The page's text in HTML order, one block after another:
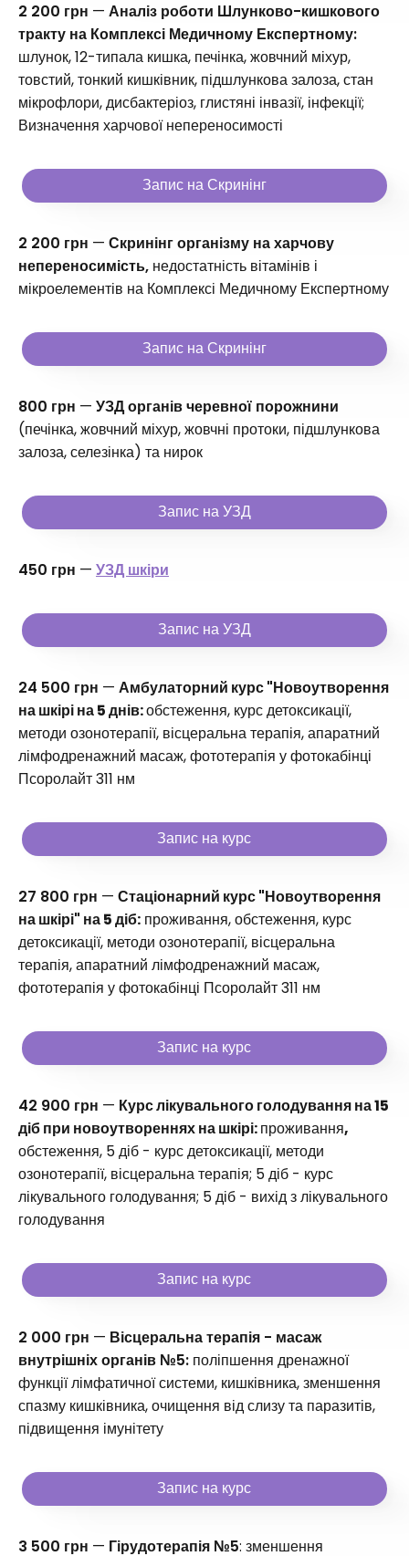
2 200 грн — Аналіз роботи Шлунково-кишкового
тракту на Комплексі Медичному Експертному:
шлунок, 12-типала кишка, печінка, жовчний міхур,
товстий, тонкий кишківник, підшлункова залоза, стан
мікрофлори, дисбактеріоз, глистяні інвазії, інфекції;
Визначення харчової непереносимості
Запис на Скринінг
2 200 грн — Скринінг організму на харчову
непереносимість, недостатність вітамінів і
мікроелементів на Комплексі Медичному Експертному
Запис на Скринінг
800 грн — УЗД органів черевної порожнини
(печінка, жовчний міхур, жовчні протоки, підшлункова
залоза, селезінка) та нирок
Запис на УЗД
450 грн — УЗД шкіри
Запис на УЗД
24 500 грн — Амбулаторний курс "Новоутворення
на шкірі на 5 днів:обстеження, курс детоксикації,
методи озонотерапії, вісцеральна терапія, апаратний
лімфодренажний масаж, фототерапія у фотокабінці
Псоролайт 311 нм
Запис на курс
27 800 грн — Стаціонарний курс "Новоутворення
на шкірі" на 5 діб: проживання, обстеження, курс
детоксикації, методи озонотерапії, вісцеральна
терапія, апаратний лімфодренажний масаж,
фототерапія у фотокабінці Псоролайт 311 нм
Запис на курс
42 900 грн — Курс лікувального голодування на 15
діб при новоутвореннях на шкірі:проживання,
обстеження, 5 діб - курс детоксикації, методи
озонотерапії, вісцеральна терапія; 5 діб - курс
лікувального голодування; 5 діб - вихід з лікувального
голодування
Запис на курс
2 000 грн — Вісцеральна терапія - масаж
внутрішніх органів №5: поліпшення дренажної
функції лімфатичної системи, кишківника, зменшення
спазму кишківника, очищення від слизу та паразитів,
підвищення імунітету
Запис на курс
3 500 грн — Гірудотерапія №5: зменшення